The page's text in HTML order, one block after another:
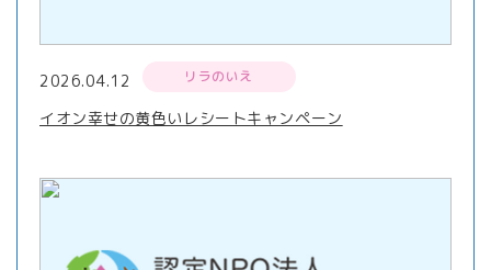
2026.04.12 リラのいえ
イオン幸せの黄色いレシートキャンペーン